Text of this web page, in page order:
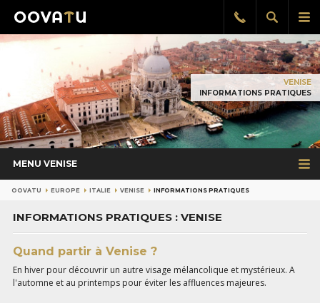
le
Afficher
la
Rappel
gratuit
VENISE
INFORMATIONS PRATIQUES
MENU VENISE
OOVATU EUROPE ITALIE VENISE INFORMATIONS PRATIQUES
INFORMATIONS PRATIQUES : VENISE
Quand partir à Venise ?
En hiver pour découvrir un autre visage mélancolique et mystérieux. A
l'automne et au printemps pour éviter les affluences majeures.